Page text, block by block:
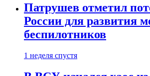
Патрушев отметил
России для развития
беспилотников
1 неделя спустя